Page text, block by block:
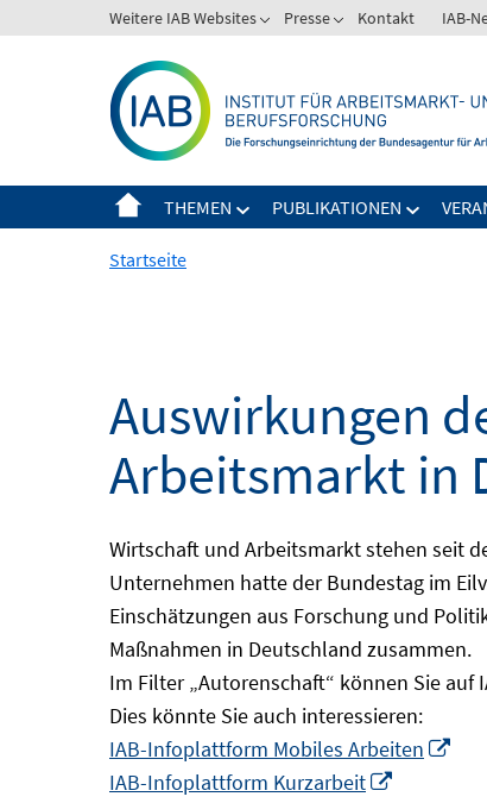
zum
Weitere IAB Websites Presse Kontakt IAB-
THEMEN PUBLIKATIONEN
Startseite
Auswirkungen
Arbeitsmarkt in
Wirtschaft und Arbeitsmarkt stehen seit
Unternehmen hatte der Bundestag im
Einschätzungen aus Forschung und
Maßnahmen in Deutschland zusammen.
Im Filter „Autorenschaft“ können Sie auf
Dies könnte Sie auch interessieren:
IAB-Infoplattform Mobiles Arbeiten
IAB-Infoplattform Kurzarbeit